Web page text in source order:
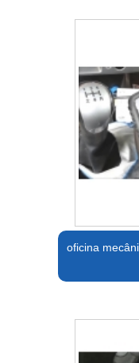
oficina